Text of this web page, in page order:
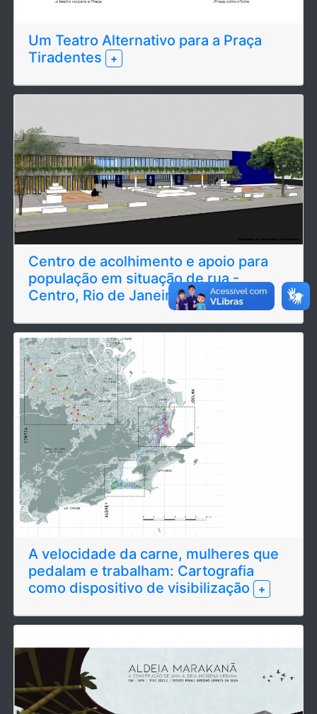
Um Teatro Alternativo para a Praça
Tiradentes
+
Centro de acolhimento e apoio para
população em situação de rua -
Centro, Rio de Janeiro. +
A velocidade da carne, mulheres que
pedalam e trabalham: Cartografia
como dispositivo de visibilização
+